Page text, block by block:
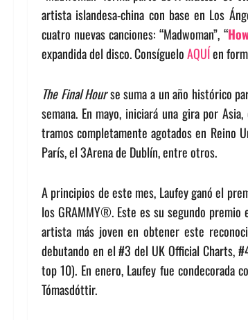
artista islandesa-china con base en Los
cuatro nuevas canciones: “Madwoman”, “
expandida del disco. ConsígueloAQUÍen
The Final Hourse suma a un año histórico
semana. En mayo, iniciará una gira por
tramos completamente agotados en Reino
París, el 3Arena de Dublín, entre otros.
A principios de este mes, Laufey ganó el
los GRAMMY®. Este es su segundo
artista más joven en obtener este
debutando en el #3 del UK Official Charts,
top 10). En enero, Laufey fue condecorada
Tómasdóttir.